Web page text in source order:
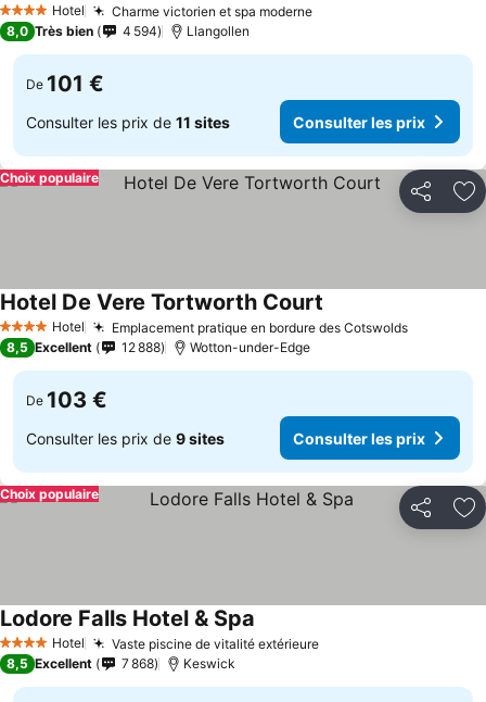
4 Étoiles Hotel Charme victorien et spa moderne
8,0 Très bien 4 594 Llangollen
De 101 €
Consulter les prix de 11 sites Consulter les prix
Partager
Choix populaire
4 Étoiles Hotel Emplacement pratique en bordure des Cotswolds
Hotel De Vere Tortworth Court
8,5 Excellent 12 888 Wotton-under-Edge
De 103 €
Consulter les prix de 9 sites Consulter les prix
Partager
Choix populaire
4 Étoiles Hotel Vaste piscine de vitalité extérieure
Lodore Falls Hotel & Spa
8,5 Excellent 7 868 Keswick